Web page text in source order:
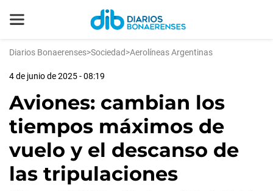
Diarios Bonaerenses>Sociedad>Aerolíneas Argentinas
4 de junio de 2025 - 08:19
Aviones: cambian los
tiempos máximos de
vuelo y el descanso de
las tripulaciones